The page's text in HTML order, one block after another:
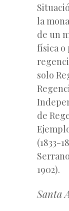
la
de un
física o
solo
de
(1833-
1902).
Santa